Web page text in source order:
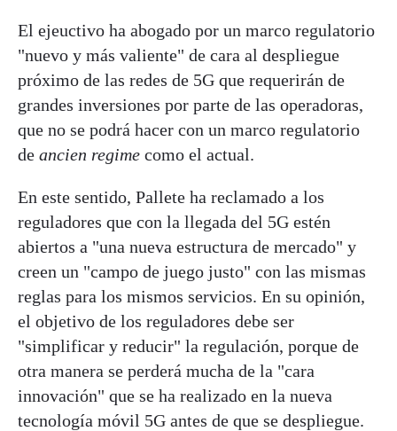
El ejeuctivo ha abogado por un marco regulatorio
"nuevo y más valiente" de cara al despliegue
próximo de las redes de 5G que requerirán de
grandes inversiones por parte de las operadoras,
que no se podrá hacer con un marco regulatorio
de ancien regime como el actual.
En este sentido, Pallete ha reclamado a los
reguladores que con la llegada del 5G estén
abiertos a "una nueva estructura de mercado" y
creen un "campo de juego justo" con las mismas
reglas para los mismos servicios. En su opinión,
el objetivo de los reguladores debe ser
"simplificar y reducir" la regulación, porque de
otra manera se perderá mucha de la "cara
innovación" que se ha realizado en la nueva
tecnología móvil 5G antes de que se despliegue.